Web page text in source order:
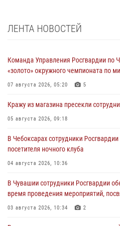
ЛЕНТА НОВОСТЕЙ
Команда Управления Росгвардии по
«золото» окружного чемпионата по
07 августа 2026, 05:20 5
Кражу из магазина пресекли
05 августа 2026, 09:18
В Чебоксарах сотрудники
посетителя ночного клуба
04 августа 2026, 10:36
В Чувашии сотрудники Росгвардии
время проведения мероприятий,
03 августа 2026, 10:34 2